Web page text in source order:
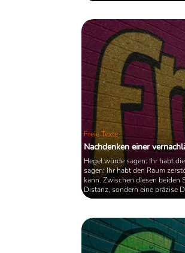
Freie Texte
Nachdenken einer
Hegel würde sagen: Ihr habt
sagen: Ihr habt den Raum
kann. Zwischen diesen beiden
Distanz, sondern eine präzise
heute als wissenschaftlicher
Erkenntnis als Ergebnis einer
wird nicht mehr gesucht,